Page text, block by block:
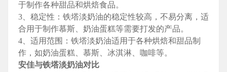
于制作各种甜品和烘焙食品。
3、稳定性：铁塔淡奶油的稳定性较高，不易分离，适
合用于制作慕斯、奶油蛋糕等需要打发的产品。
4、适用范围：铁塔淡奶油适用于各种烘焙和甜品制
作，如奶油蛋糕、慕斯、冰淇淋、咖啡等。
安佳与铁塔淡奶油对比